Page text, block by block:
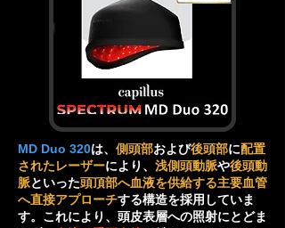
MD Duo 320は、 側頭部および後頭部に配置
されたレーザーにより、 浅側頭動脈や後頭動
脈といった頭頂部へ血液を供給する主要血管
へ直接アプローチする構造を採用していま
す。これにより、頭皮表層への照射にとどま